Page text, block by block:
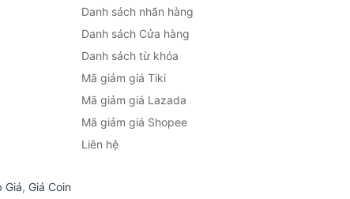
Danh sách nhãn hàng
Danh sách Cửa hàng
Danh sách từ khóa
Mã giảm giá Tiki
Mã giảm giá Lazada
Mã giảm giá Shopee
Liên hệ
Giá, Giá Coin